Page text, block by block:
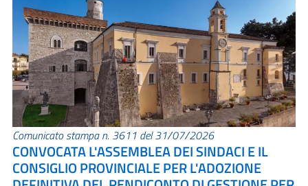
Comunicato stampa n. 3611 del 31/07/2026
CONVOCATA L'ASSEMBLEA DEI SINDACI E IL
CONSIGLIO PROVINCIALE PER L'ADOZIONE